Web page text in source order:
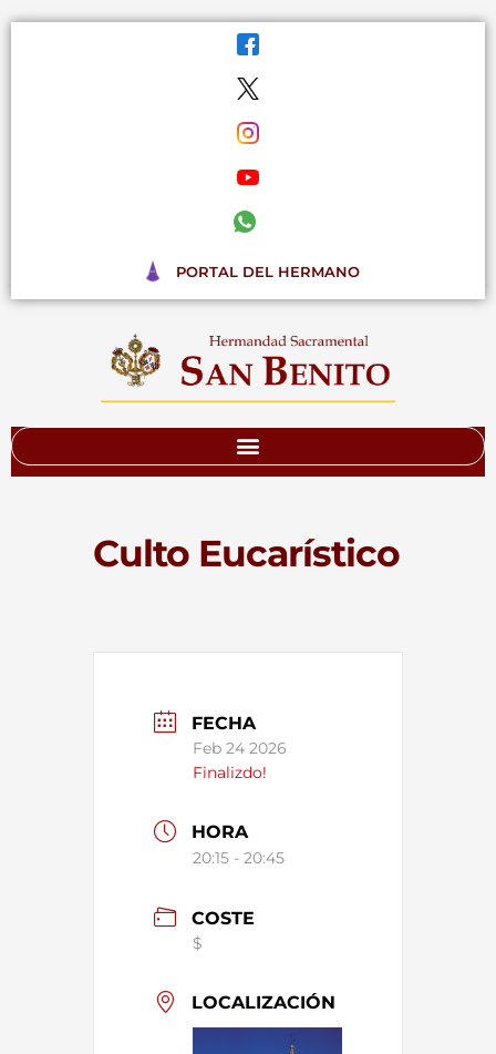
PORTAL DEL HERMANO
Culto Eucarístico
FECHA
Feb 24 2026
Finalizdo!
HORA
20:15 - 20:45
COSTE
$
LOCALIZACIÓN